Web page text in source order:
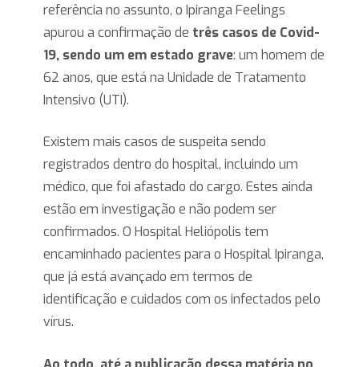
referência no assunto, o Ipiranga Feelings
apurou a confirmação de três casos de Covid-
19, sendo um em estado grave: um homem de
62 anos, que está na Unidade de Tratamento
Intensivo (UTI).
Existem mais casos de suspeita sendo
registrados dentro do hospital, incluindo um
médico, que foi afastado do cargo. Estes ainda
estão em investigação e não podem ser
confirmados. O Hospital Heliópolis tem
encaminhado pacientes para o Hospital Ipiranga,
que já está avançado em termos de
identificação e cuidados com os infectados pelo
vírus.